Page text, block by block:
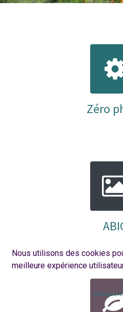
Zéro
Nous utilisons des cookies
meilleure expérience
Politique